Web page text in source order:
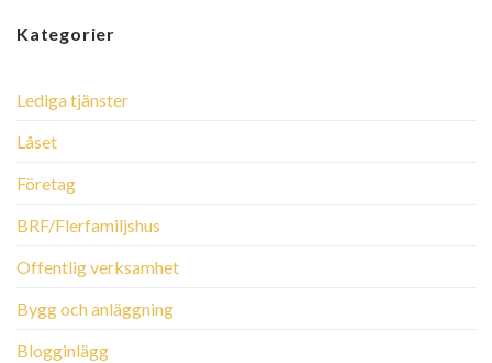
Kategorier
Lediga tjänster
Låset
Företag
BRF/Flerfamiljshus
Offentlig verksamhet
Bygg och anläggning
Blogginlägg